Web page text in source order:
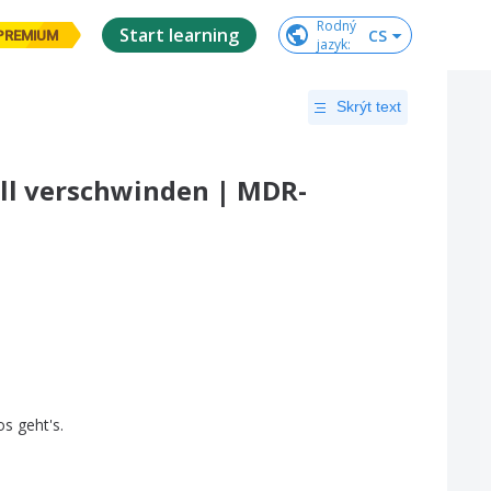
Start learning
Rodný
jazyk: CS
Skrýt text
verschwinden | MDR-
geht's.